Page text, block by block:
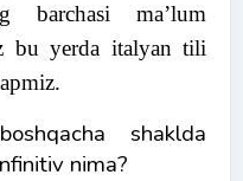
barchasi ma’lum
bu yerda italyan tili
shaklda
nima?